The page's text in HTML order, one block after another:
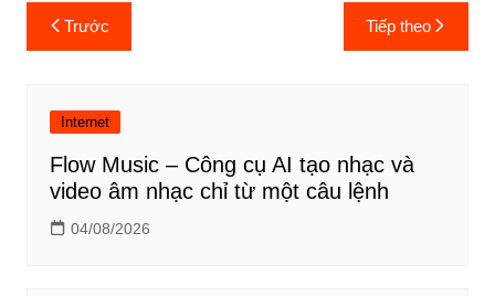
Điều
hướng
viết
Trước Tiếp theo
Internet
Flow Music – Công cụ AI tạo nhạc và
video âm nhạc chỉ từ một câu lệnh
04/08/2026